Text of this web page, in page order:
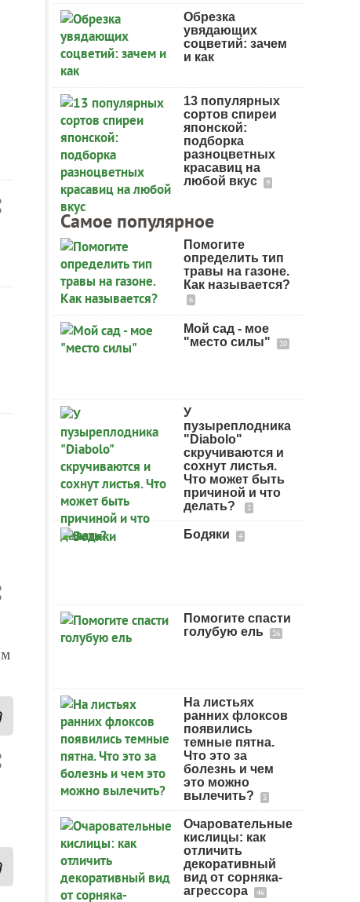
Обрезка
увядающих
соцветий: зачем
и как
13 популярных
сортов спиреи
японской:
подборка
разноцветных
красавиц на
любой вкус
9
Самое популярное
Помогите
определить тип
травы на газоне.
Как называется?
6
Мой сад - мое
"место силы"
20
У
пузыреплодника
"Diabolo"
скручиваются и
сохнут листья.
Что может быть
причиной и что
делать?
2
Бодяки 4
Помогите спасти
голубую ель
26
На листьях
ранних флоксов
появились
темные пятна.
Что это за
болезнь и чем
это можно
вылечить?
3
Очаровательные
кислицы: как
отличить
декоративный
вид от сорняка-
агрессора
46